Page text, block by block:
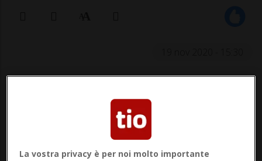
sinistra alcuni anni fa, eccoci nuovamente
di fronte ad un’iniziativa totalmente
ideologica che vuole renderci, ancora una
La vostra privacy è per noi molto importante